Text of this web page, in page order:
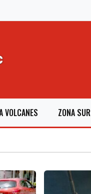
VOLCANES ZONA SUR